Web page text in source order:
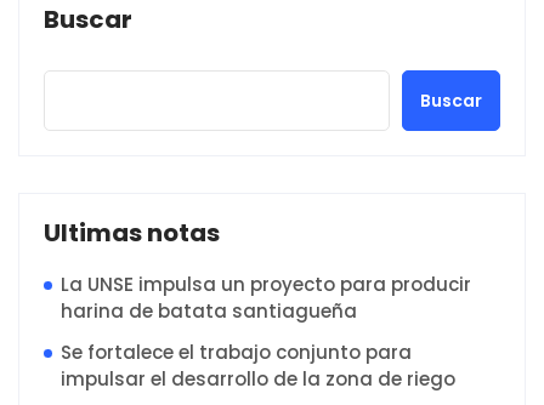
Buscar
Buscar
Ultimas notas
La UNSE impulsa un proyecto para producir
harina de batata santiagueña
Se fortalece el trabajo conjunto para
impulsar el desarrollo de la zona de riego